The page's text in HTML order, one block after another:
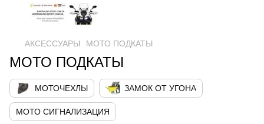
АКСЕССУАРЫ МОТО ПОДКАТЫ
МОТО ПОДКАТЫ
МОТОЧЕХЛЫ ЗАМОК ОТ УГОНА
МОТО СИГНАЛИЗАЦИЯ